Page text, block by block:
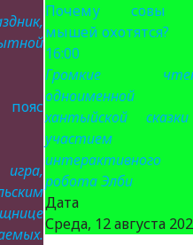
Почему совы
мышей охотятся?
16:00
Громкие
одноименной
хантыйской
участием
интерактивного
робота Элби
Дата
Среда, 12 августа